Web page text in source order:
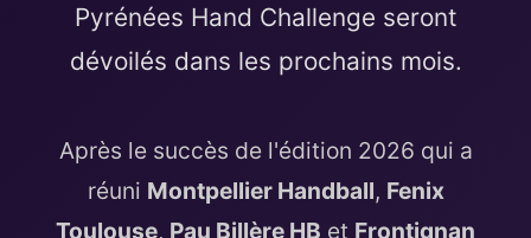
Pyrénées Hand Challenge seront
dévoilés dans les prochains mois.
Après le succès de l'édition 2026 qui a
réuni Montpellier Handball, Fenix
Toulouse, Pau Billère HB et Frontignan